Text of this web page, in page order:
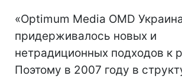
«Optimum Media OMD
придерживалось новых и
нетрадиционных подходов к
Поэтому в 2007 году в